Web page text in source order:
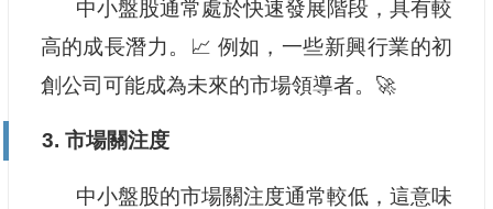
中小盤股通常處於快速發展階段，具有較
高的成長潛力。📈 例如，一些新興行業的初
創公司可能成為未來的市場領導者。🚀
3. 市場關注度
中小盤股的市場關注度通常較低，這意味